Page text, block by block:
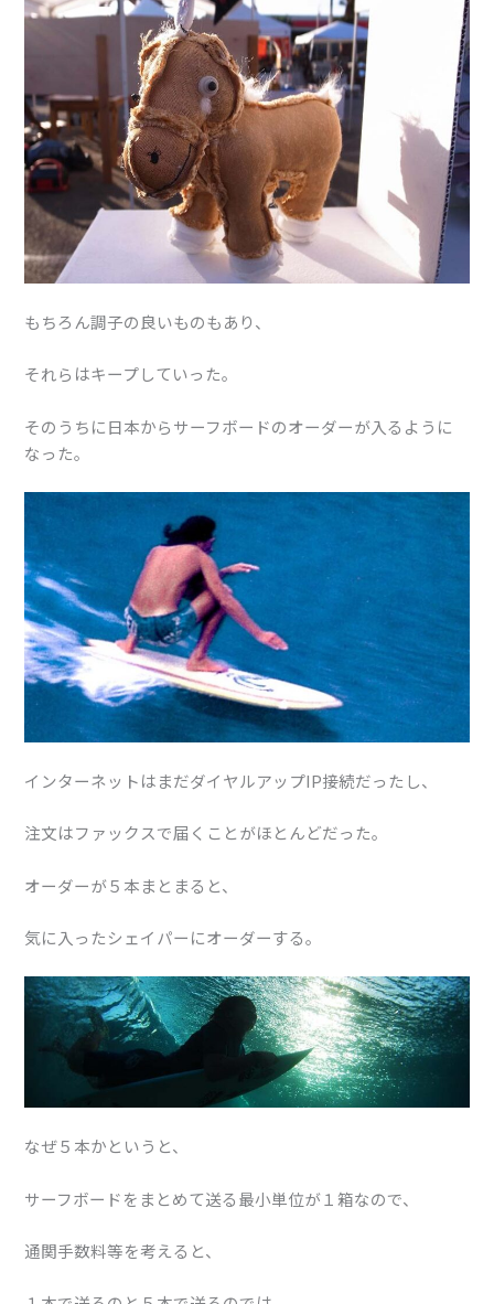
もちろん調子の良いものもあり、
それらはキープしていった。
そのうちに日本からサーフボードのオーダーが入るように
なった。
インターネットはまだダイヤルアップIP接続だったし、
注文はファックスで届くことがほとんどだった。
オーダーが５本まとまると、
気に入ったシェイパーにオーダーする。
なぜ５本かというと、
サーフボードをまとめて送る最小単位が１箱なので、
通関手数料等を考えると、